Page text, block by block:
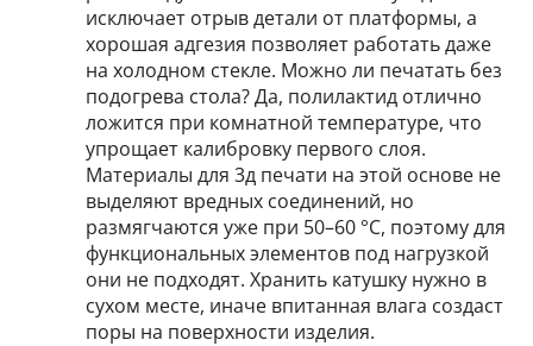
исключает отрыв детали от платформы, а
хорошая адгезия позволяет работать даже
на холодном стекле. Можно ли печатать без
подогрева стола? Да, полилактид отлично
ложится при комнатной температуре, что
упрощает калибровку первого слоя.
Материалы для 3д печати на этой основе не
выделяют вредных соединений, но
размягчаются уже при 50–60 °C, поэтому для
функциональных элементов под нагрузкой
они не подходят. Хранить катушку нужно в
сухом месте, иначе впитанная влага создаст
поры на поверхности изделия.